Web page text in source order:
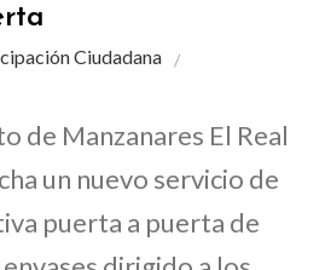
Ciudadana
de Manzanares El Real
un nuevo servicio de
puerta a puerta de